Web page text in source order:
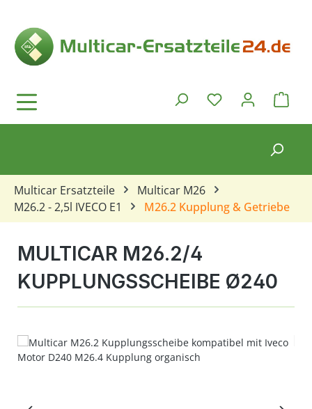
Du hast 0
Multicar Ersatzteile
Multicar M26
M26.2 - 2,5l IVECO E1
M26.2 Kupplung & Getriebe
MULTICAR M26.2/4
KUPPLUNGSSCHEIBE Ø240
Bildergalerie überspringen